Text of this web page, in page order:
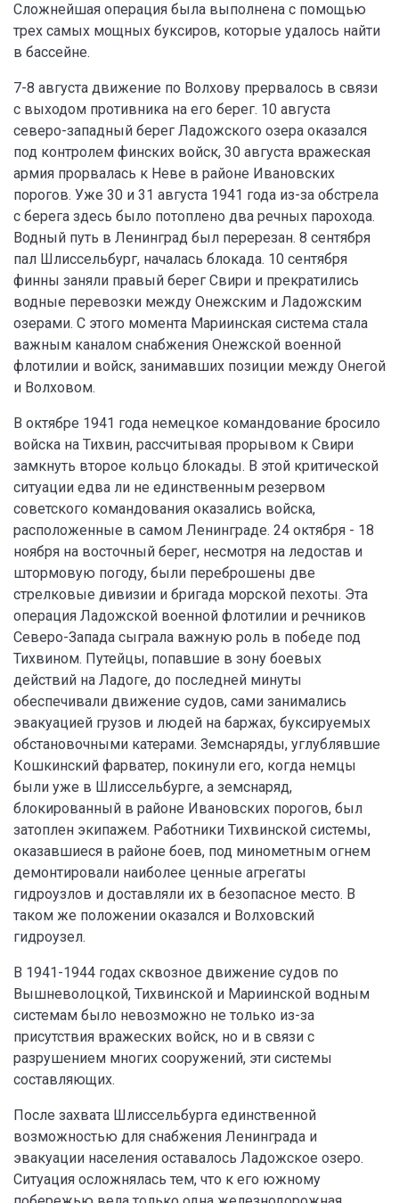
Сложнейшая операция была выполнена с помощью
трех самых мощных буксиров, которые удалось найти
в бассейне.
7-8 августа движение по Волхову прервалось в связи
с выходом противника на его берег. 10 августа
северо-западный берег Ладожского озера оказался
под контролем финских войск, 30 августа вражеская
армия прорвалась к Неве в районе Ивановских
порогов. Уже 30 и 31 августа 1941 года из-за обстрела
с берега здесь было потоплено два речных парохода.
Водный путь в Ленинград был перерезан. 8 сентября
пал Шлиссельбург, началась блокада. 10 сентября
финны заняли правый берег Свири и прекратились
водные перевозки между Онежским и Ладожским
озерами. С этого момента Мариинская система стала
важным каналом снабжения Онежской военной
флотилии и войск, занимавших позиции между Онегой
и Волховом.
В октябре 1941 года немецкое командование бросило
войска на Тихвин, рассчитывая прорывом к Свири
замкнуть второе кольцо блокады. В этой критической
ситуации едва ли не единственным резервом
советского командования оказались войска,
расположенные в самом Ленинграде. 24 октября - 18
ноября на восточный берег, несмотря на ледостав и
штормовую погоду, были переброшены две
стрелковые дивизии и бригада морской пехоты. Эта
операция Ладожской военной флотилии и речников
Северо-Запада сыграла важную роль в победе под
Тихвином. Путейцы, попавшие в зону боевых
действий на Ладоге, до последней минуты
обеспечивали движение судов, сами занимались
эвакуацией грузов и людей на баржах, буксируемых
обстановочными катерами. Земснаряды, углублявшие
Кошкинский фарватер, покинули его, когда немцы
были уже в Шлиссельбурге, а земснаряд,
блокированный в районе Ивановских порогов, был
затоплен экипажем. Работники Тихвинской системы,
оказавшиеся в районе боев, под минометным огнем
демонтировали наиболее ценные агрегаты
гидроузлов и доставляли их в безопасное место. В
таком же положении оказался и Волховский
гидроузел.
В 1941-1944 годах сквозное движение судов по
Вышневолоцкой, Тихвинской и Мариинской водным
системам было невозможно не только из-за
присутствия вражеских войск, но и в связи с
разрушением многих сооружений, эти системы
составляющих.
После захвата Шлиссельбурга единственной
возможностью для снабжения Ленинграда и
эвакуации населения оставалось Ладожское озеро.
Ситуация осложнялась тем, что к его южному